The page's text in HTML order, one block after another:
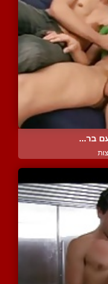
בר...